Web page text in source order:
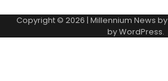
Copyright © 2026 | Millennium News by
byWordPress.